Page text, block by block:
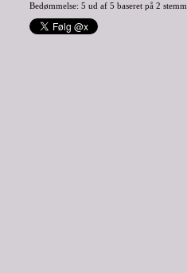
Bedømmelse: 5 ud af 5 baseret på 2